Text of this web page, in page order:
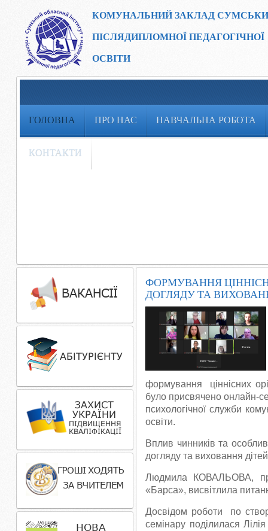
КОМУНАЛЬНИЙ ЗАКЛАД
ПІСЛЯДИПЛОМНОЇ ПЕДАГОГІЧНОЇ
ОСВІТИ
ГОЛОВНА ПРО НАС НАВЧАЛЬНА РОБОТА
КОНТАКТИ
ФОРМУВАННЯ
ДОГЛЯДУ ТА
формування ціннісних
було присвячено онлайн-
психологічної служби
освіти.
Вплив чинників та
догляду та виховання
Людмила КОВАЛЬОВА,
«Барса», висвітлила
Досвідом роботи по
семінару поділилася